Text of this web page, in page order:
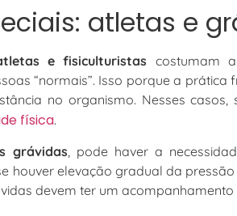
atletas e
e fisiculturistas costumam
“normais”. Isso porque a prática
no organismo. Nesses
física.
grávidas, pode haver a
houver elevação gradual da
devem ter um